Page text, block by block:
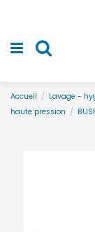
Accueil Lavage -
haute pression